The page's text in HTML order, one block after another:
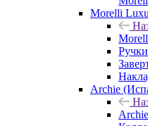
Morelli
Archie